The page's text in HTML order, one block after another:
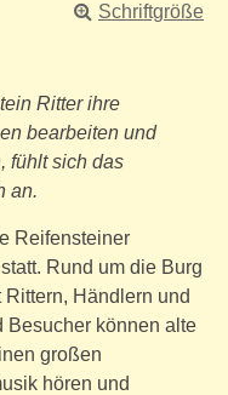
Schriftgröße
Ritter ihre
bearbeiten und
fühlt sich das
an.
Reifensteiner
Rund um die Burg
Händlern und
Besucher können alte
großen
hören und